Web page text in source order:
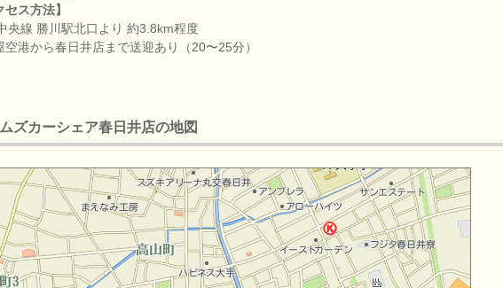
セス方法】
央線 勝川駅北口より 約3.8km程度
空港から春日井店まで送迎あり（20〜25分）
ズカーシェア春日井店の地図